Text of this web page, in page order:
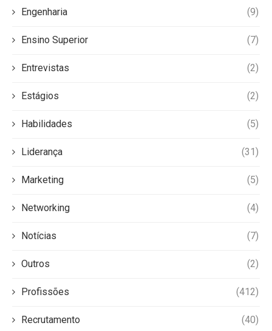
Engenharia (9)
Ensino Superior (7)
Entrevistas (2)
Estágios (2)
Habilidades (5)
Liderança (31)
Marketing (5)
Networking (4)
Notícias (7)
Outros (2)
Profissões (412)
Recrutamento (40)